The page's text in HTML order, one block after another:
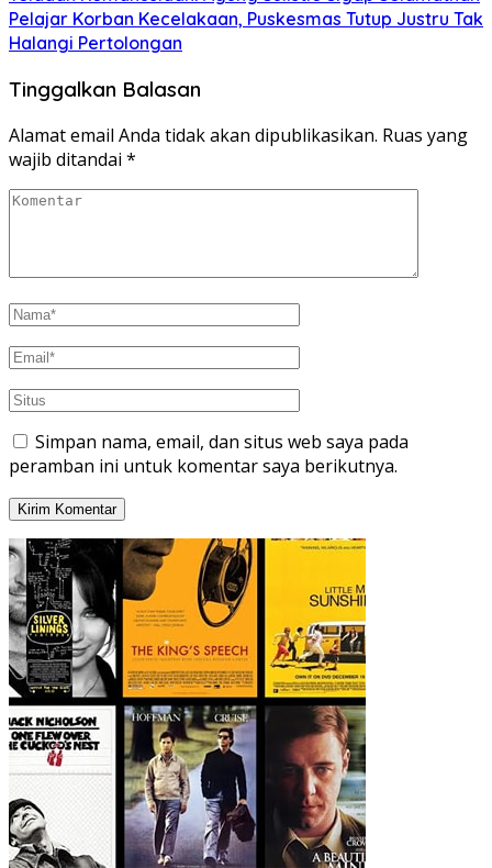
Pelajar Korban Kecelakaan, Puskesmas Tutup Justru Tak
Halangi Pertolongan
Tinggalkan Balasan
Alamat email Anda tidak akan dipublikasikan. Ruas yang
wajib ditandai *
Simpan nama, email, dan situs web saya pada
peramban ini untuk komentar saya berikutnya.